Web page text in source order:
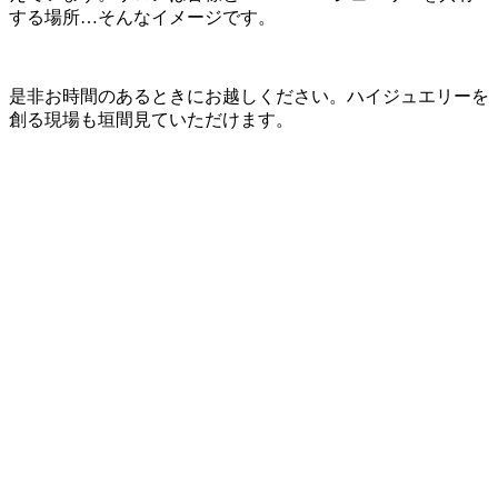
する場所…そんなイメージです。
是非お時間のあるときにお越しください。ハイジュエリーを
創る現場も垣間見ていただけます。